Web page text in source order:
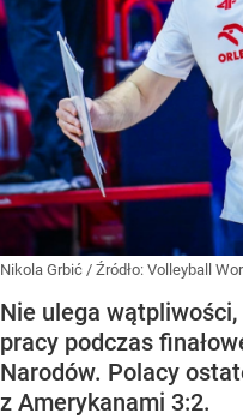
Nikola Grbić / Źródło: Volleyball
Nie ulega
pracy podczas
Narodów. Polacy
z Amerykanami 3:2.